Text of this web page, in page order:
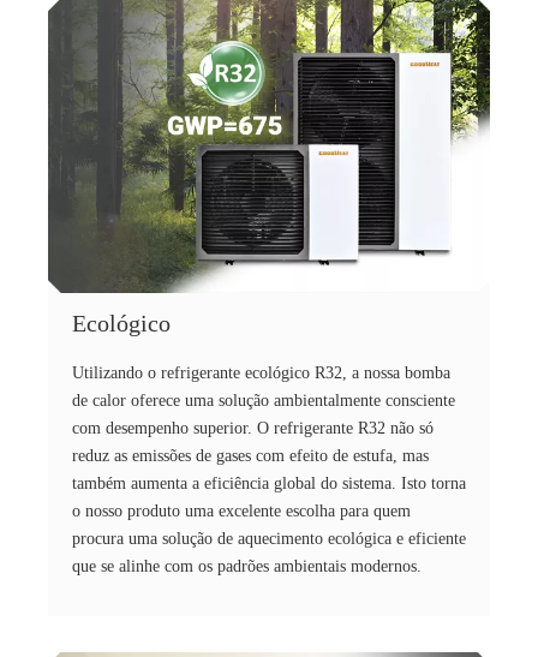
Ecológico
Utilizando o refrigerante ecológico R32, a nossa bomba
de calor oferece uma solução ambientalmente consciente
com desempenho superior. O refrigerante R32 não só
reduz as emissões de gases com efeito de estufa, mas
também aumenta a eficiência global do sistema. Isto torna
o nosso produto uma excelente escolha para quem
procura uma solução de aquecimento ecológica e eficiente
que se alinhe com os padrões ambientais modernos.